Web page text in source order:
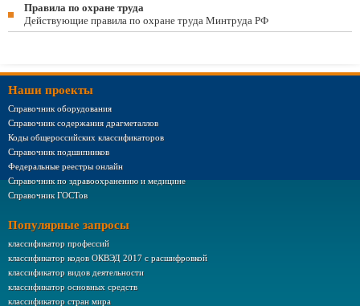
Правила по охране труда
Действующие правила по охране труда Минтруда РФ
Наши проекты
Справочник оборудования
Справочник содержания драгметаллов
Коды общероссийских классификаторов
Справочник подшипников
Федеральные реестры онлайн
Справочник по здравоохранению и медицине
Справочник ГОСТов
Популярные запросы
классификатор профессий
классификатор кодов ОКВЭД 2017 с расшифровкой
классификатор видов деятельности
классификатор основных средств
классификатор стран мира